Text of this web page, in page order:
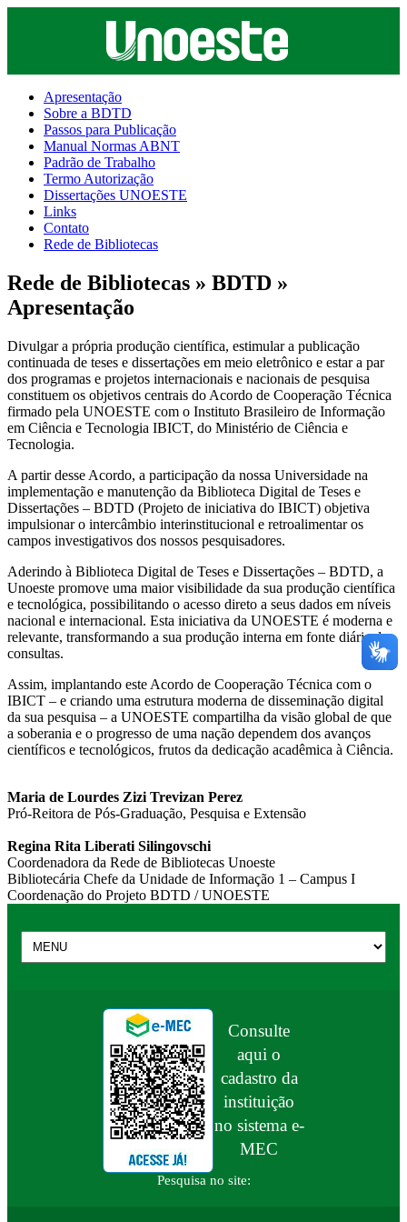
Apresentação
Sobre a BDTD
Passos para Publicação
Manual Normas ABNT
Padrão de Trabalho
Termo Autorização
Dissertações UNOESTE
Links
Contato
Rede de Bibliotecas
Rede de Bibliotecas » BDTD »
Apresentação
Divulgar a própria produção científica, estimular a publicação
continuada de teses e dissertações em meio eletrônico e estar a par
dos programas e projetos internacionais e nacionais de pesquisa
constituem os objetivos centrais do Acordo de Cooperação Técnica
firmado pela UNOESTE com o Instituto Brasileiro de Informação
em Ciência e Tecnologia IBICT, do Ministério de Ciência e
Tecnologia.
A partir desse Acordo, a participação da nossa Universidade na
implementação e manutenção da Biblioteca Digital de Teses e
Dissertações – BDTD (Projeto de iniciativa do IBICT) objetiva
impulsionar o intercâmbio interinstitucional e retroalimentar os
campos investigativos dos nossos pesquisadores.
Aderindo à Biblioteca Digital de Teses e Dissertações – BDTD, a
Unoeste promove uma maior visibilidade da sua produção científica
e tecnológica, possibilitando o acesso direto a seus dados em níveis
nacional e internacional. Esta iniciativa da UNOESTE é moderna e
relevante, transformando a sua produção interna em fonte diária de
consultas.
Assim, implantando este Acordo de Cooperação Técnica com o
IBICT – e criando uma estrutura moderna de disseminação digital
da sua pesquisa – a UNOESTE compartilha da visão global de que
a soberania e o progresso de uma nação dependem dos avanços
científicos e tecnológicos, frutos da dedicação acadêmica à Ciência.
Maria de Lourdes Zizi Trevizan Perez
Pró-Reitora de Pós-Graduação, Pesquisa e Extensão
Regina Rita Liberati Silingovschi
Coordenadora da Rede de Bibliotecas Unoeste
Bibliotecária Chefe da Unidade de Informação 1 – Campus I
Coordenação do Projeto BDTD / UNOESTE
Consulte
aqui o
cadastro da
instituição
no sistema e-
MEC
Pesquisa no site: